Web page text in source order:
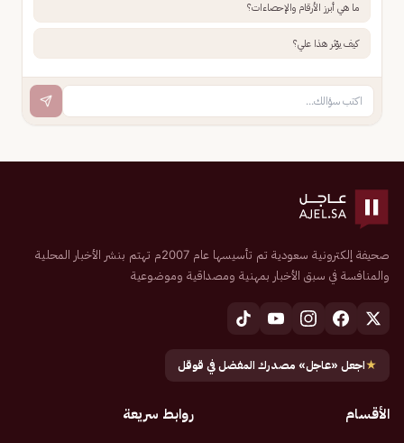
ما هي أبرز الأرقام والإحصاءات؟
كيف يؤثر هذا علي؟
صحيفة إلكترونية سعودية تم تأسيسها عام 2007م تهتم بنشر الأخبار المحلية
والمنافسة في سبق الأخبار بمهنية ومصداقية وموضوعية
★اجعل «عاجل» مصدرك المفضل في قوقل
الأقسام روابط سريعة